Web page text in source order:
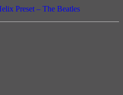
Preset – The Beatles